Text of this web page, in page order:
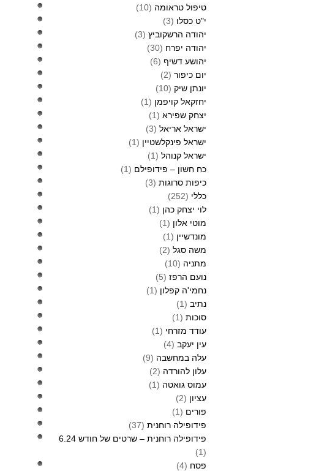
טיפול טראומה (10)
י"ט כסלו (3)
יהודה הרשקוביץ (3)
יהודה יפרח (30)
יהושע דשיף (6)
יום כיפור (2)
יונתן שיק (10)
יחזקאל קויפמן (1)
יצחק שפירא (1)
ישראל אריאל (3)
ישראל פינקלשטיין (1)
ישראל קנוהל (1)
כח חשון – פידופילם (1)
כיפות סרוגות (3)
כללי (252)
לוי יצחק כהן (1)
מוטי אלון (1)
מונדשיין (1)
משה סגל (2)
מתניה (10)
נועם הרפז (5)
נחמי'ה קפלון (1)
נתיב (1)
סוכות (1)
עודד מזרחי (1)
עין יעקב (4)
עלה במחשבה (9)
עלון להורדה (2)
עמוס גואטה (1)
עציון (2)
פורים (1)
פידופילה רוחנית (37)
פידופילה רוחנית – שרטים של חודש 6.24
(1)
פסח (4)